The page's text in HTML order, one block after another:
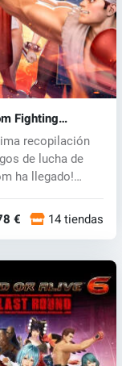
Fighting
2 (PC) key
recopilación
de lucha de
ha llegado!
€ 14 tiendas